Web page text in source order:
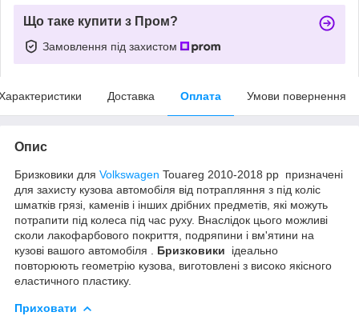
Що таке купити з Пром?
Замовлення під захистом
Доставка Оплата Умови повернення
Опис
Бризковики для Volkswagen Touareg 2010-2018 рр призначені
для захисту кузова автомобіля від потрапляння з під коліс
шматків грязі, каменів і інших дрібних предметів, які можуть
потрапити під колеса під час руху. Внаслідок цього можливі
сколи лакофарбового покриття, подряпини і вм'ятини на
кузові вашого автомобіля . Бризковики ідеально
повторюють геометрію кузова, виготовлені з високо якісного
еластичного пластику.
Приховати